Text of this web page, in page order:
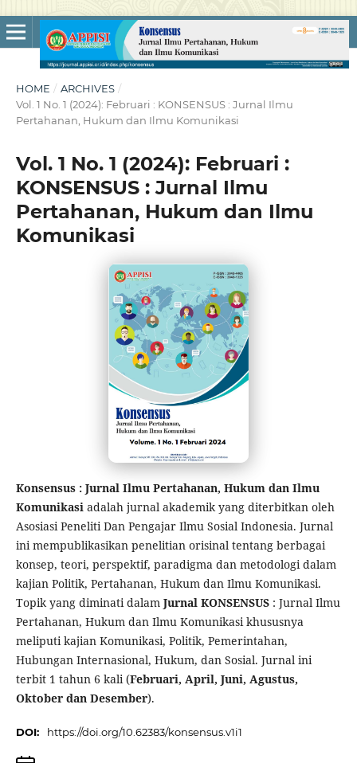
HOME / ARCHIVES /
Vol. 1 No. 1 (2024): Februari : KONSENSUS : Jurnal Ilmu
Pertahanan, Hukum dan Ilmu Komunikasi
Vol. 1 No. 1 (2024): Februari :
KONSENSUS : Jurnal Ilmu
Pertahanan, Hukum dan Ilmu
Komunikasi
Konsensus : Jurnal Ilmu Pertahanan, Hukum dan Ilmu
Komunikasiadalah jurnal akademik yang diterbitkan oleh
Asosiasi Peneliti Dan Pengajar Ilmu Sosial Indonesia. Jurnal
ini mempublikasikan penelitian orisinal tentang berbagai
konsep, teori, perspektif, paradigma dan metodologi dalam
kajian Politik, Pertahanan, Hukum dan Ilmu Komunikasi.
Topik yang diminati dalam Jurnal KONSENSUS: Jurnal Ilmu
Pertahanan, Hukum dan Ilmu Komunikasi khususnya
meliputi kajian Komunikasi, Politik, Pemerintahan,
Hubungan Internasional, Hukum, dan Sosial. Jurnal ini
terbit 1 tahun 6 kali (Februari, April, Juni, Agustus,
Oktober dan Desember).
DOI: https://doi.org/10.62383/konsensus.v1i1